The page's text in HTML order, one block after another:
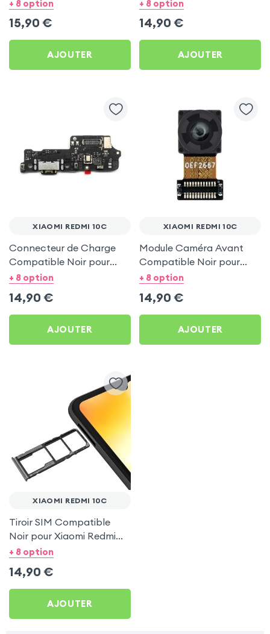
+ 8 option
15,90 €
AJOUTER
+ 8 option
14,90 €
AJOUTER
XIAOMI REDMI 10C
Connecteur de Charge
Compatible Noir pour
Xiaomi Redmi 10C
+ 8 option
14,90 €
AJOUTER
XIAOMI REDMI 10C
Module Caméra Avant
Compatible Noir pour
Xiaomi Redmi 10C
+ 8 option
14,90 €
AJOUTER
XIAOMI REDMI 10C
Tiroir SIM Compatible
Noir pour Xiaomi Redmi
10C
+ 8 option
14,90 €
AJOUTER